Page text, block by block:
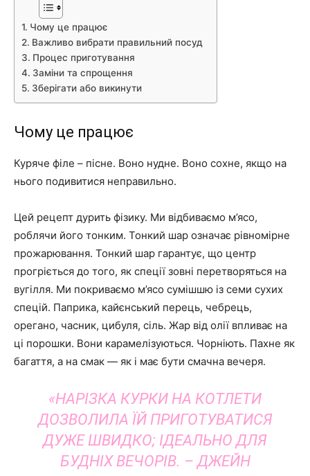
Чому це працює
Важливо вибрати правильний посуд
Процес приготування
Заміни та спрощення
Зберігати або викинути
Чому це працює
Куряче філе – пісне. Воно нудне. Воно сохне, якщо на
нього подивитися неправильно.
Цей рецепт дурить фізику. Ми відбиваємо м’ясо,
роблячи його тонким. Тонкий шар означає рівномірне
прожарювання. Тонкий шар гарантує, що центр
прогріється до того, як спеції зовні перетворяться на
вугілля. Ми покриваємо м’ясо сумішшю із семи сухих
спецій. Паприка, кайєнський перець, чебрець,
орегано, часник, цибуля, сіль. Жар від олії впливає на
ці порошки. Вони карамелізуються. Чорніють. Пахне як
багаття, а на смак — як і має бути смачна вечеря.
«НАРІЗКА КУРКИ НА КОТЛЕТИ
ДОЗВОЛИЛА ЇЙ ПРИГОТУВАТИСЯ
ДУЖЕ ШВИДКО; ІДЕАЛЬНО ДЛЯ
БУДНІХ ВЕЧОРІВ. – ДЖЕЙН